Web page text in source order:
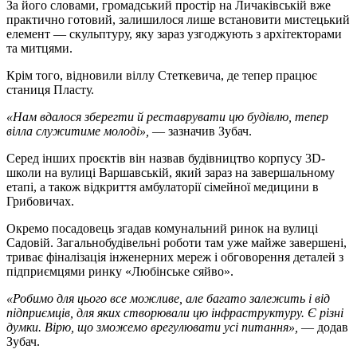
За його словами, громадський простір на Личаківській вже
практично готовий, залишилося лише встановити мистецький
елемент — скульптуру, яку зараз узгоджують з архітекторами
та митцями.
Крім того, відновили віллу Стеткевича, де тепер працює
станиця Пласту.
«Нам вдалося зберегти й реставрувати цю будівлю, тепер
вілла служитиме молоді», — зазначив Зубач.
Серед інших проєктів він назвав будівництво корпусу 3D-
школи на вулиці Варшавській, який зараз на завершальному
етапі, а також відкриття амбулаторії сімейної медицини в
Грибовичах.
Окремо посадовець згадав комунальний ринок на вулиці
Садовій. Загальнобудівельні роботи там уже майже завершені,
триває фіналізація інженерних мереж і обговорення деталей з
підприємцями ринку «Любінське сяйво».
«Робимо для цього все можливе, але багато залежить і від
підприємців, для яких створювали цю інфраструктуру. Є різні
думки. Вірю, що зможемо врегулювати усі питання», — додав
Зубач.